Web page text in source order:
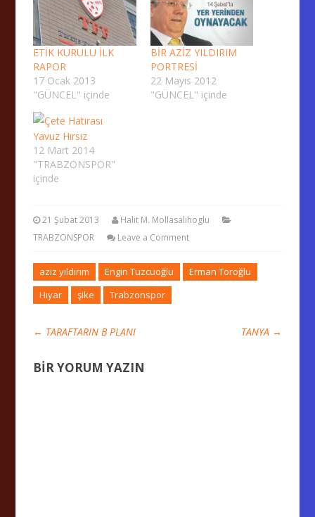
ETİK KURULU İLK
RAPOR
17 Ocak 2013
"GÜNCEL" içinde
BİR AZİZ YILDIRIM
PORTRESİ
22 Mayıs 2012
"GÜNCEL" içinde
Yavuz Hırsız
12 Mart 2014
"TRABZONSPOR"
içinde
21 Şubat 2013
Halit M. Mollasalihoglu
TRABZONSPOR
Leave a Comment
aziz yıldırım Engin Tuzcuoğlu
Erman Toroğlu
Hıyar
şike Trabzonspor
← TARAFTARIN B PLANI TANYA →
BIR YORUM YAZIN